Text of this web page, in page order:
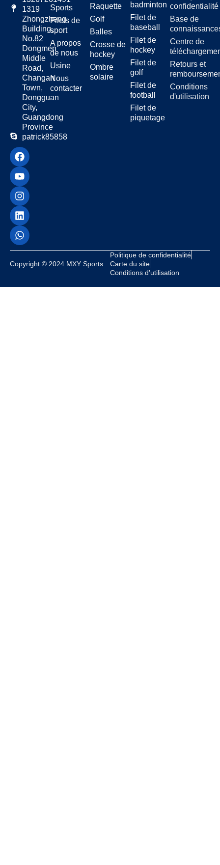
mais robuste permet de le ranger
et de le transporter facilement, ce
qui le rend idéal pour les équipes,
les joueurs individuels et les
entraîneurs. Avec sa durabilité
exceptionnelle et ses
caractéristiques de haute
performance, ce filet de balle de
hockey est le complément parfait
de tout dispositif d'entraînement,
professionnelle aux joueurs de
tous niveaux.
1319
Zhongzheng
Building,
No.82
Dongmen
Middle
Road,
Changan
Town,
Dongguan
City,
Guangdong
Province
patrick85858
Sports
Filets de
sport
A propos
de nous
Usine
Nous
contacter
Raquette
Golf
Balles
Crosse de
hockey
Ombre
solaire
badminton
Filet de
baseball
Filet de
hockey
Filet de
golf
Filet de
football
Filet de
piquetage
confidentialité
Base de
Centre de
Retours et
Conditions
d'utilisation
Copyright © 2024 MXY Sports
Politique de confidentialité
Carte du site
Conditions d'utilisation